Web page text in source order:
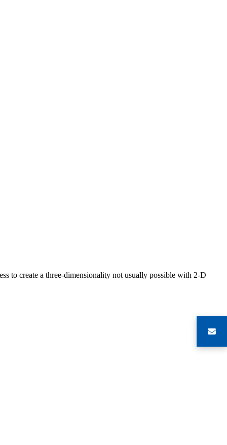
to create a three-dimensionality not usually possible with 2-D